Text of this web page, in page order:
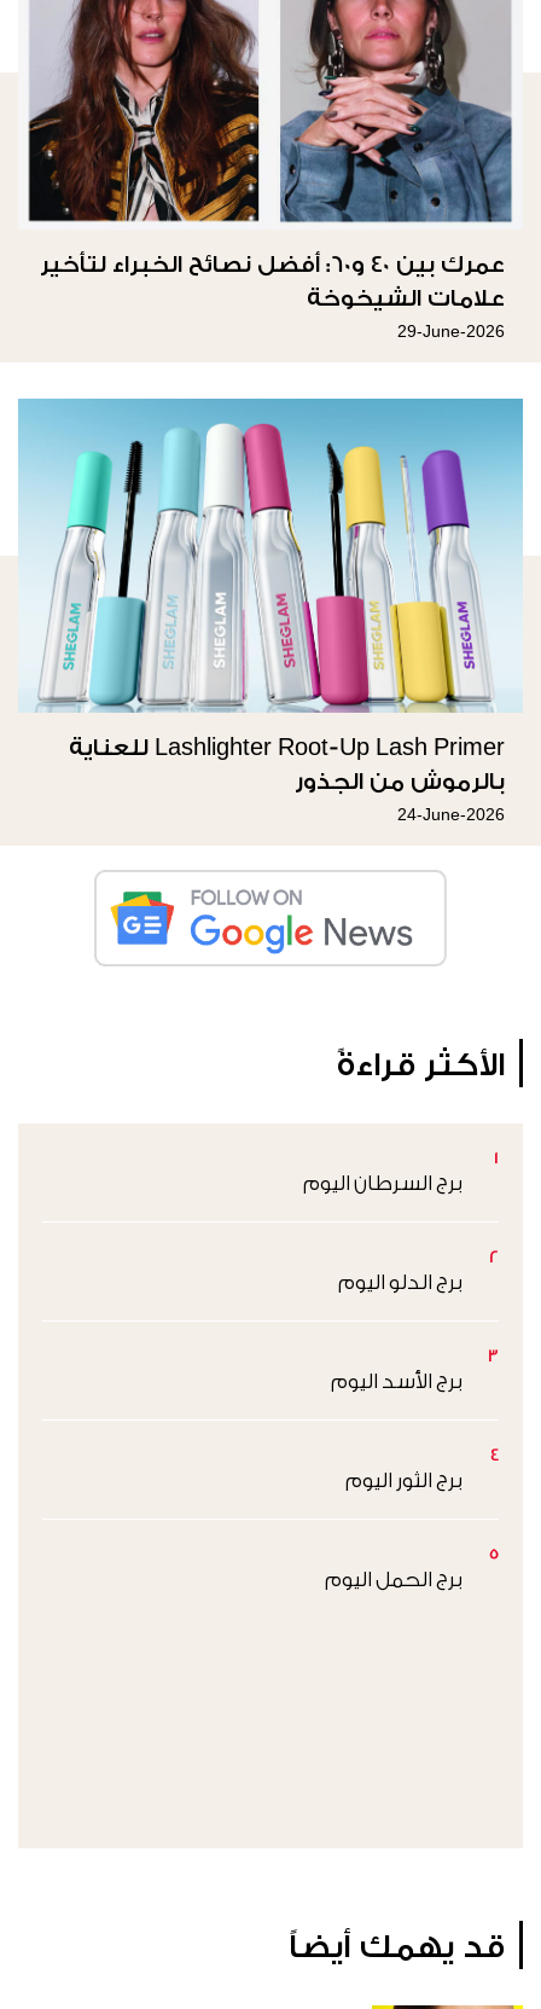
عمرك بين 40 و60: أفضل نصائح الخبراء لتأخير
علامات الشيخوخة
29-June-2026
Lashlighter Root-Up Lash Primer للعناية
بالرموش من الجذور
24-June-2026
الأكثر قراءةً
1
برج السرطان اليوم
2
برج الدلو اليوم
3
برج الأسد اليوم
4
برج الثور اليوم
5
برج الحمل اليوم
قد يهمك أيضاً